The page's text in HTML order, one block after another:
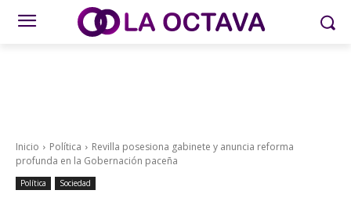
Inicio Política
Revilla posesiona gabinete y anuncia reforma
profunda en la Gobernación paceña
Política Sociedad